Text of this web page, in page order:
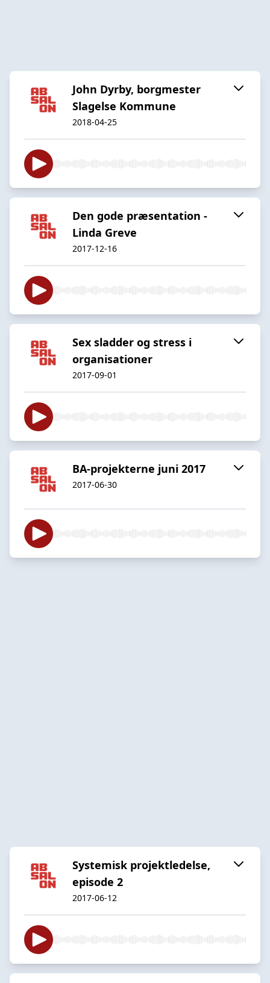
John Dyrby, borgmester
Slagelse Kommune
2018-04-25
Den gode præsentation -
Linda Greve
2017-12-16
Sex sladder og stress i
organisationer
2017-09-01
BA-projekterne juni 2017
2017-06-30
Systemisk projektledelse,
episode 2
2017-06-12